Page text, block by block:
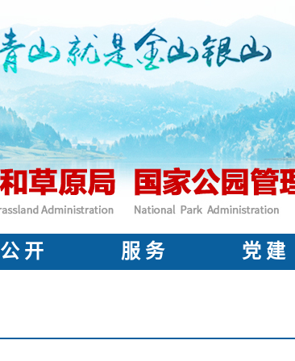
公 开 服 务 党 建